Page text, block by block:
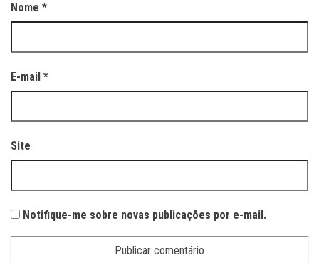
Nome *
E-mail *
Site
Notifique-me sobre novas publicações por e-mail.